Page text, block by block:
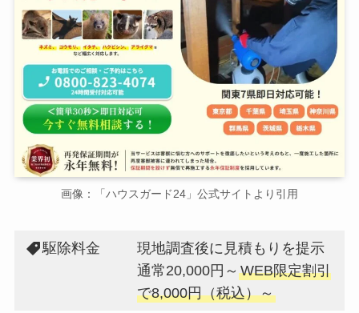
画像：「ハウスガード24」公式サイトより引用
駆除料金
現地調査後に見積もりを提示
通常20,000円～WEB限定割引
で8,000円（税込）～